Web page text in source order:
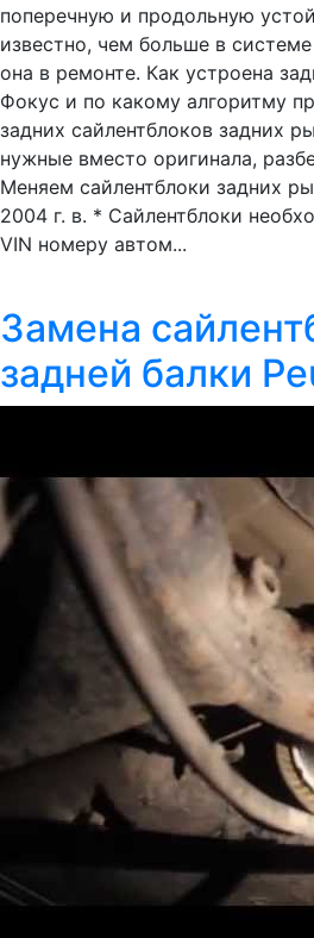
поперечную и продольную
известно, чем больше в
она в ремонте. Как устроена
Фокус и по какому алгоритму
задних сайлентблоков задних
нужные вместо оригинала,
Меняем сайлентблоки задних
2004 г. в. * Сайлентблоки
VIN номеру автом...
Замена
задней балки